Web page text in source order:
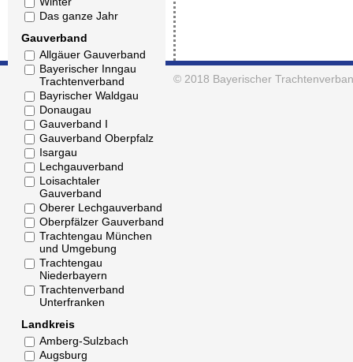
Das ganze Jahr
Gauverband
Allgäuer Gauverband
Bayerischer Inngau
Trachtenverband
Bayrischer Waldgau
Donaugau
Gauverband I
Gauverband Oberpfalz
Isargau
Lechgauverband
Loisachtaler
Gauverband
Oberer Lechgauverband
Oberpfälzer Gauverband
Trachtengau München
und Umgebung
Trachtengau
Niederbayern
Trachtenverband
Unterfranken
Landkreis
Amberg-Sulzbach
Augsburg
© 2018 Bayerischer